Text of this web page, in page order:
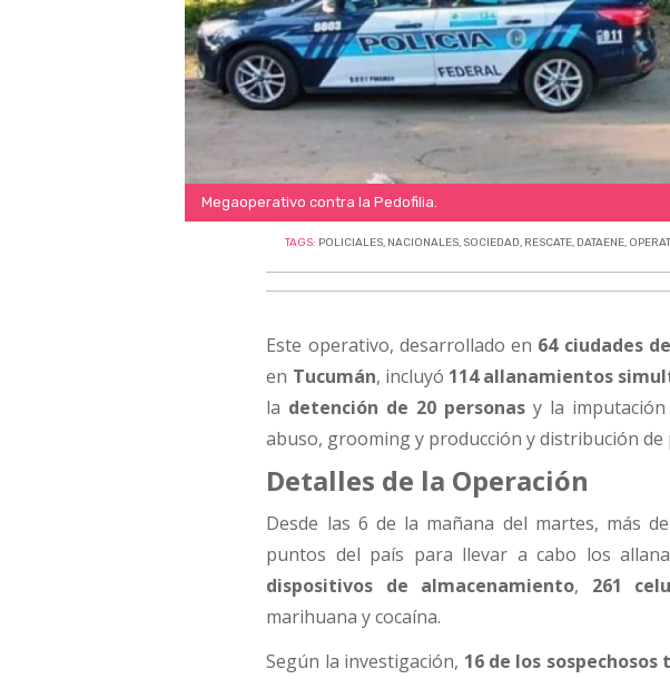
Megaoperativo contra la Pedofilia.
TAGS: POLICIALES, NACIONALES, SOCIEDAD, RESCATE, DATAENE,
Este operativo, desarrollado en 64 ciudades
en Tucumán, incluyó 114 allanamientos
la detención de 20 personas y la imputación
abuso, grooming y producción y distribución
Detalles de la Operación
Desde las 6 de la mañana del martes, más de
puntos del país para llevar a cabo los
dispositivos de almacenamiento, 261
marihuana y cocaína.
Según la investigación, 16 de los